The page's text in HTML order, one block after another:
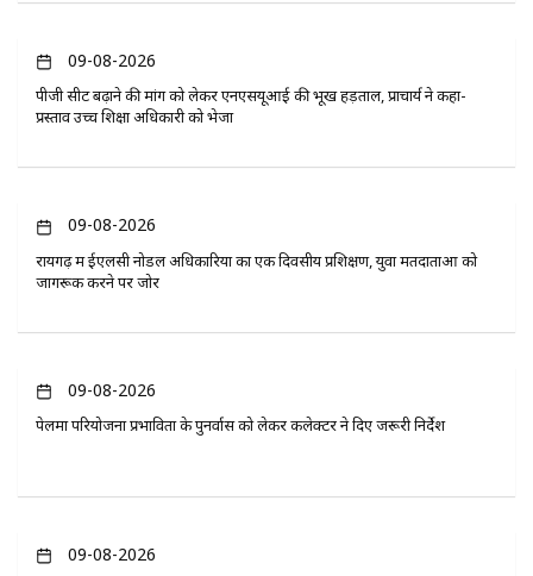
09-08-2026
पीजी सीट बढ़ाने की मांग को लेकर एनएसयूआई की भूख हड़ताल, प्राचार्य ने कहा-
प्रस्ताव उच्च शिक्षा अधिकारी को भेजा
09-08-2026
रायगढ़ में ईएलसी नोडल अधिकारियों का एक दिवसीय प्रशिक्षण, युवा मतदाताओं को
जागरूक करने पर जोर
09-08-2026
पेलमा परियोजना प्रभावितों के पुनर्वास को लेकर कलेक्टर ने दिए जरूरी निर्देश
09-08-2026